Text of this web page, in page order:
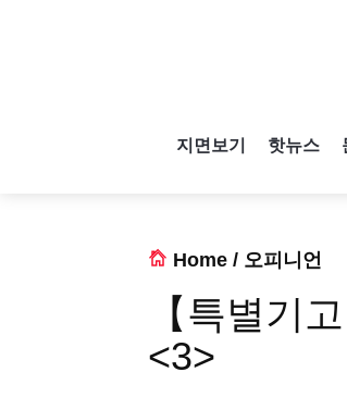
지면보기 핫뉴스
Home / 오피니언
【특별기
<3>